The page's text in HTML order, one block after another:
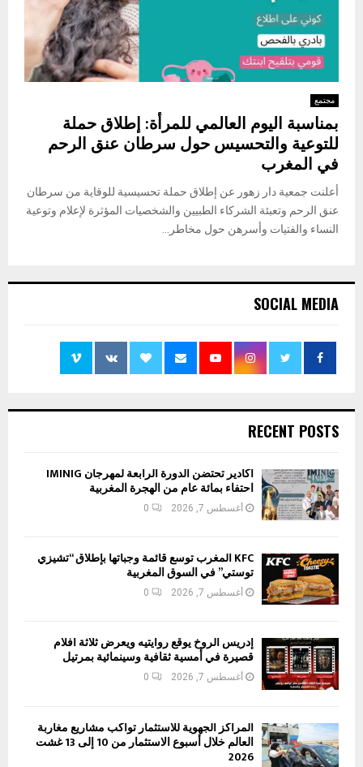
مجتمع
بمناسبة اليوم العالمي للمرأة: إطلاق حملة
للتوعية والتحسيس حول سرطان عنق الرحم
في المغرب
أعلنت جمعية دار زهور عن إطلاق حملة تحسيسية للوقاية من سرطان
عنق الرحم وتعبئة الشركاء الطبيين والشخصيات المؤثرة لإعلام وتوعية
النساء والفتيات وأسرهن حول مخاطر...
SOCIAL MEDIA
RECENT POSTS
أكادير تحتضن الدورة الرابعة لمهرجان IMINIG
احتفاء بمائة عام من الهجرة المغربية
أغسطس 7, 2026 0
KFC المغرب توسع قائمة وجباتها بإطلاق “تشيزي
توستي” في السوق المغربية
أغسطس 7, 2026 0
إدريس الروخ يوقع روايتيه ويعرض ثلاثة أفلام
قصيرة في أمسية ثقافية وسينمائية بمرتيل
أغسطس 7, 2026 0
المراكز الجهوية للاستثمار تواكب مشاريع مغاربة
العالم خلال أسبوع الاستثمار من 10 إلى 13 غشت
2026